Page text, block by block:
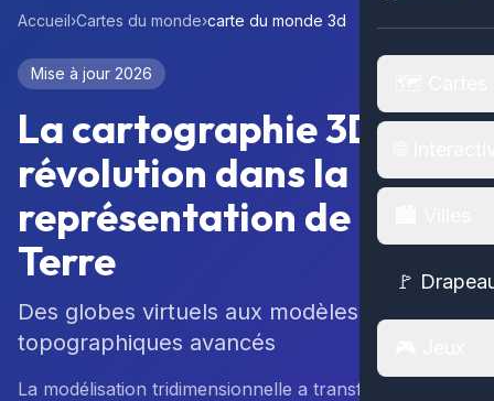
🚩
Accueil›Cartes du monde›carte du monde 3d
Mise à jour 2026
La cartographie 3D : une
révolution dans la
représentation de la
Terre
Des globes virtuels aux modèles
topographiques avancés
La modélisation tridimensionnelle a transformé notre